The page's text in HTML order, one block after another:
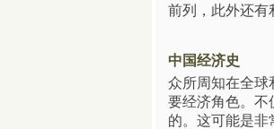
前列，此外还有
中国经济史
众所周知在全球
要经济角色。不
的。这可能是